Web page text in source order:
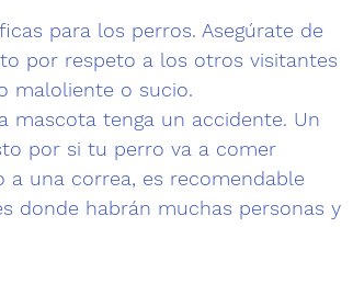
para los perros. Asegúrate de
por respeto a los otros visitantes
maloliente o sucio.
mascota tenga un accidente. Un
por si tu perro va a comer
una correa, es recomendable
donde habrán muchas personas y